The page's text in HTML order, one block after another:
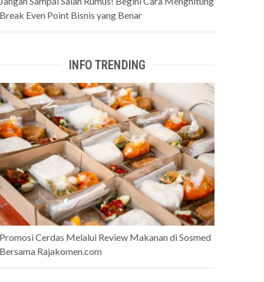
Even Point Bisnis yang Benar
INFO TRENDING
Cerdas Melalui Review Makanan di Sosmed
Rajakomen.com